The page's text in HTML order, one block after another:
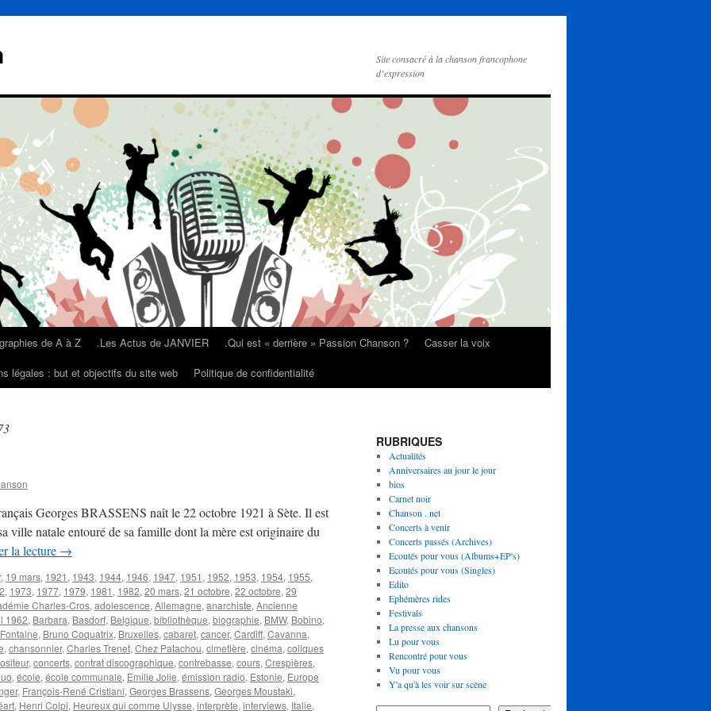
Site consacré à la chanson francophone
d’expression
de A à Z .Les Actus de JANVIER .Qui est « derrière » Passion Chanson ?
Casser la voix
légales : but et objectifs du site web Politique de confidentialité
Georges BRASSENS naît le 22 octobre 1921 à Sète. Il est
ville natale entouré de sa famille dont la mère est originaire du
la lecture →
, 19 mars, 1921 , 1943, 1944, 1946, 1947, 1951 , 1952, 1953, 1954, 1955,
, 1973, 1977, 1979, 1981 , 1982, 20 mars, 21 octobre, 22 octobre, 29
Charles-Cros, adolescence, Allemagne, anarchiste, Ancienne
1962, Barbara, Basdorf, Belgique, bibliothèque, biographie, BMW, Bobino,
, Bruno Coquatrix, Bruxelles, cabaret, cancer, Cardiff, Cavanna,
, chansonnier, Charles Trenet, Chez Patachou, cimetière, cinéma, coliques
, concerts, contrat discographique, contrebasse, cours, Crespières,
, école, école communale, Emilie Jolie, émission radio, Estonie, Europe
, François-René Cristiani, Georges Brassens, Georges Moustaki,
, Henri Colpi, Heureux qui comme Ulysse, interprète, interviews, Italie,
RUBRIQUES
Actualités
Anniversaires au jour le jour
bios
Carnet noir
Chanson . net
Concerts à venir
Concerts passés (Archives)
Ecoutés pour vous (Albums+EP's)
Ecoutés pour vous (Singles)
Edito
Ephémères rides
Festivals
La presse aux chansons
Lu pour vous
Rencontré pour vous
Vu pour vous
Y'a qu'à les voir sur scène